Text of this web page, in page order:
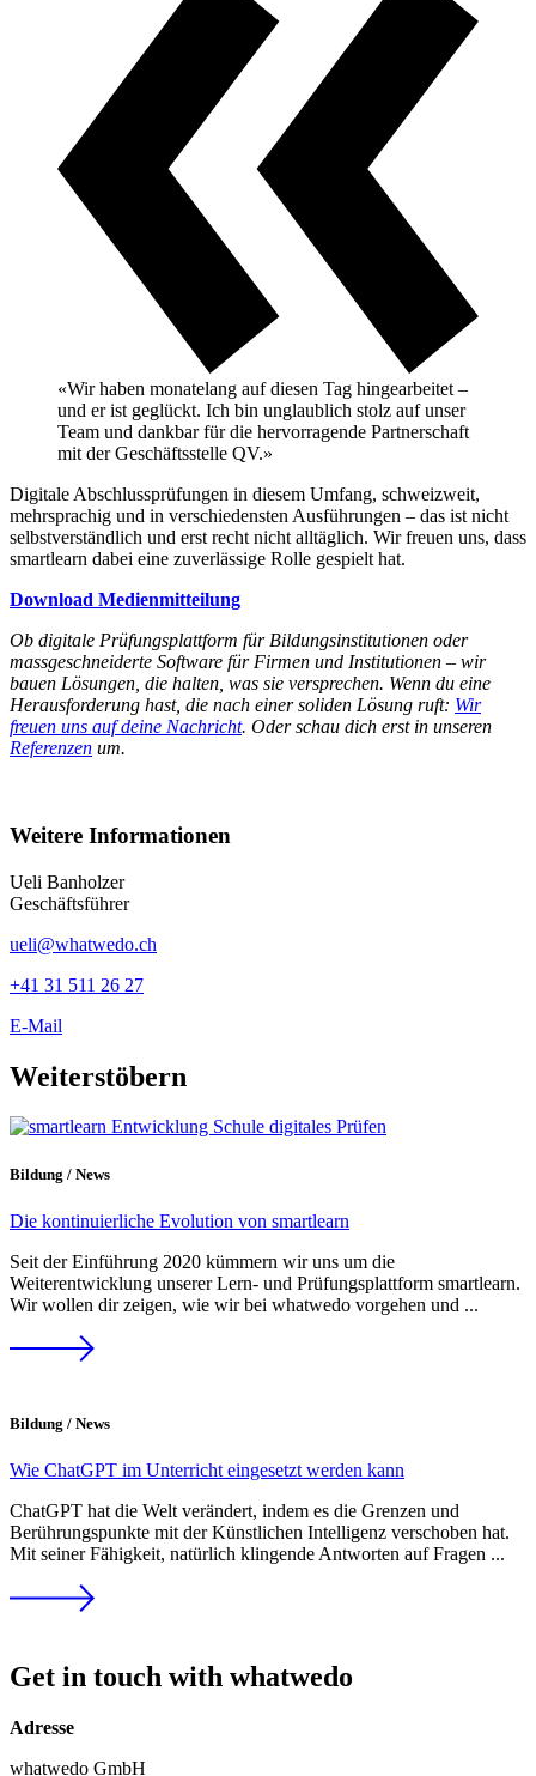
«Wir haben monatelang auf diesen Tag hingearbeitet –
und er ist geglückt. Ich bin unglaublich stolz auf unser
Team und dankbar für die hervorragende Partnerschaft
mit der Geschäftsstelle QV.»
Digitale Abschlussprüfungen in diesem Umfang, schweizweit,
mehrsprachig und in verschiedensten Ausführungen – das ist nicht
selbstverständlich und erst recht nicht alltäglich. Wir freuen uns, dass
smartlearn dabei eine zuverlässige Rolle gespielt hat.
Download Medienmitteilung
Ob digitale Prüfungsplattform für Bildungsinstitutionen oder
massgeschneiderte Software für Firmen und Institutionen – wir
bauen Lösungen, die halten, was sie versprechen. Wenn du eine
Herausforderung hast, die nach einer soliden Lösung ruft: Wir
freuen uns auf deine Nachricht. Oder schau dich erst in unseren
Referenzen um.
Weitere Informationen
Ueli Banholzer
Geschäftsführer
ueli@whatwedo.ch
+41 31 511 26 27
E-Mail
Weiterstöbern
Bildung / News
Die kontinuierliche Evolution von smartlearn
Seit der Einführung 2020 kümmern wir uns um die
Weiterentwicklung unserer Lern- und Prüfungsplattform smartlearn.
Wir wollen dir zeigen, wie wir bei whatwedo vorgehen und ...
Bildung / News
Wie ChatGPT im Unterricht eingesetzt werden kann
ChatGPT hat die Welt verändert, indem es die Grenzen und
Berührungspunkte mit der Künstlichen Intelligenz verschoben hat.
Mit seiner Fähigkeit, natürlich klingende Antworten auf Fragen ...
Get in touch with whatwedo
Adresse
whatwedo GmbH